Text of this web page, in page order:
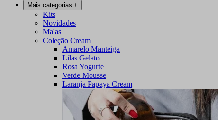
Mais categorias +
Kits
Novidades
Malas
Coleção Cream
Amarelo Manteiga
Lilás Gelato
Rosa Yogurte
Verde Mousse
Laranja Papaya Cream